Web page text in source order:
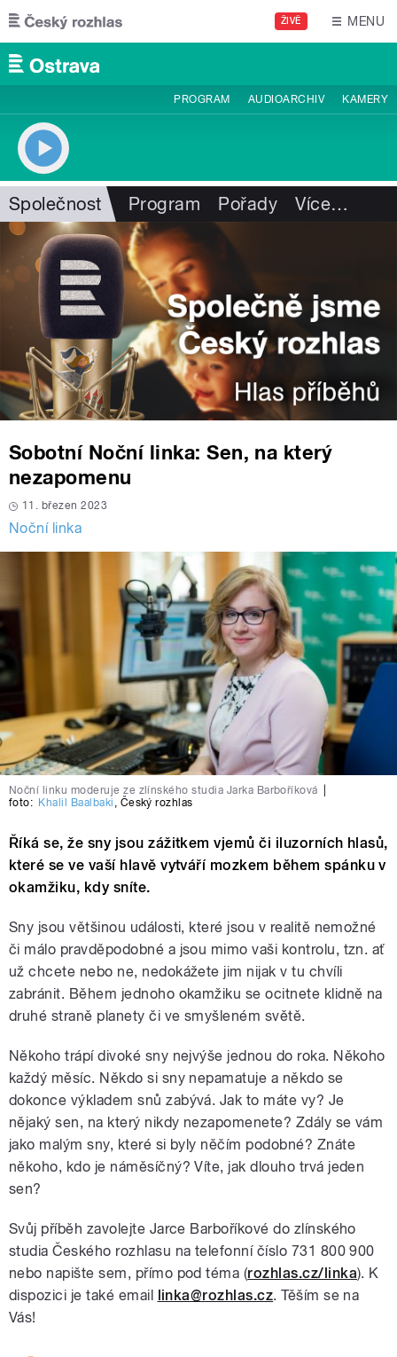
Přejít k hlavnímu obsahu
ŽIVĚ MENU
PROGRAM AUDIOARCHIV KAMERY
Společnost Program Pořady Více…
Sobotní Noční linka: Sen, na který
nezapomenu
11. březen 2023
Noční linka
Noční linku moderuje ze zlínského studia Jarka Barboříková
foto: Khalil Baalbaki , Český rozhlas
Říká se, že sny jsou zážitkem vjemů či iluzorních hlasů,
které se ve vaší hlavě vytváří mozkem během spánku v
okamžiku, kdy sníte.
Sny jsou většinou události, které jsou v realitě nemožné
či málo pravděpodobné a jsou mimo vaši kontrolu, tzn. ať
už chcete nebo ne, nedokážete jim nijak v tu chvíli
zabránit. Během jednoho okamžiku se ocitnete klidně na
druhé straně planety či ve smyšleném světě.
Někoho trápí divoké sny nejvýše jednou do roka. Někoho
každý měsíc. Někdo si sny nepamatuje a někdo se
dokonce výkladem snů zabývá. Jak to máte vy? Je
nějaký sen, na který nikdy nezapomenete? Zdály se vám
jako malým sny, které si byly něčím podobné? Znáte
někoho, kdo je náměsíčný? Víte, jak dlouho trvá jeden
sen?
Svůj příběh zavolejte Jarce Barboříkové do zlínského
studia Českého rozhlasu na telefonní číslo 731 800 900
nebo napište sem, přímo pod téma (rozhlas.cz/linka). K
dispozici je také email linka@rozhlas.cz. Těším se na
Vás!